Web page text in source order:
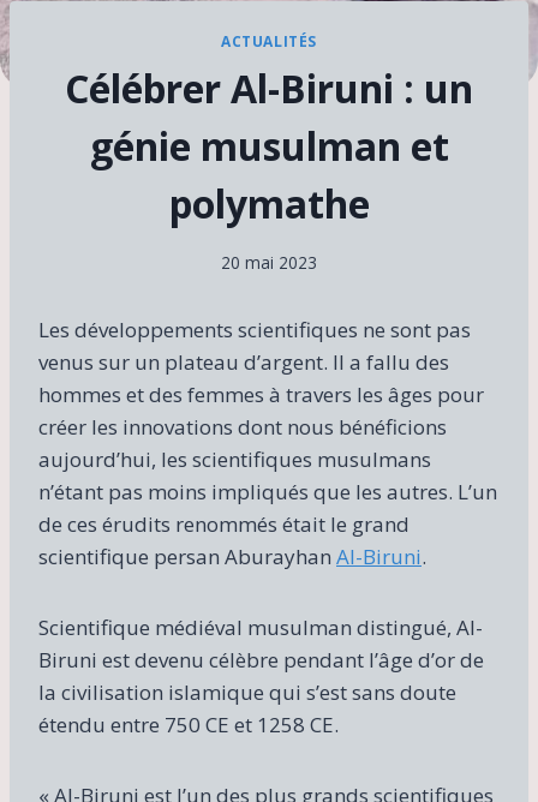
ACTUALITÉS
Célébrer Al-Biruni : un
génie musulman et
polymathe
20 mai 2023
Les développements scientifiques ne sont pas
venus sur un plateau d’argent. Il a fallu des
hommes et des femmes à travers les âges pour
créer les innovations dont nous bénéficions
aujourd’hui, les scientifiques musulmans
n’étant pas moins impliqués que les autres. L’un
de ces érudits renommés était le grand
scientifique persan Aburayhan Al-Biruni.
Scientifique médiéval musulman distingué, Al-
Biruni est devenu célèbre pendant l’âge d’or de
la civilisation islamique qui s’est sans doute
étendu entre 750 CE et 1258 CE.
« Al-Biruni est l’un des plus grands scientifiques